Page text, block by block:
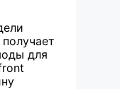
для